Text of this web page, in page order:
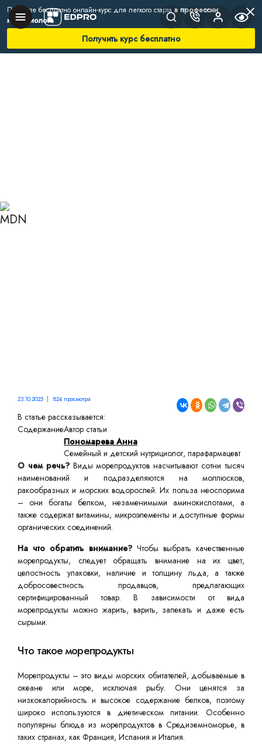
Получите бесплатно онлайн-курс для легкого стартав профессии
нутрициолога
Получить курс бесплатно
23.10.2025 | 824 просмотра
В статье рассказывается:
СодержаниеАвтор статьи
Пономарева Анна
Семейный и детский нутрициолог, парафармацевт
О чем речь?Виды морепродуктов насчитывают сотни тысяч
наименований и подразделяются на моллюсков,
ракообразных и морских водорослей. Их польза неоспорима
– они богаты белком, незаменимыми аминокислотами, а
также содержат витамины, микроэлементы и доступные формы
органических соединений.
На что обратить внимание?Чтобы выбрать качественные
морепродукты, следует обращать внимание на их цвет,
целостность упаковки, наличие и толщину льда, а также
добросовестность продавцов, предлагающих
сертифицированный товар. В зависимости от вида
морепродукты можно жарить, варить, запекать и даже есть
сырыми.
Что такое морепродукты
Морепродукты – это виды морских обитателей, добываемые в
океане или море, исключая рыбу. Они ценятся за
низкокалорийность и высокое содержание белков, поэтому
широко используются в диетическом питании. Особенно
популярны блюда из морепродуктов в Средиземноморье, в
таких странах, как Франция, Испания и Италия.